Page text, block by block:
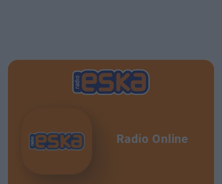
Radio Online